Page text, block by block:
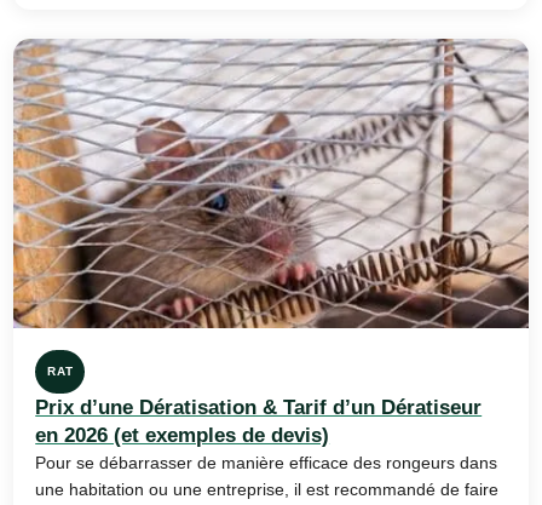
RAT
Prix d’une Dératisation & Tarif d’un Dératiseur
en 2026 (et exemples de devis)
Pour se débarrasser de manière efficace des rongeurs dans
une habitation ou une entreprise, il est recommandé de faire